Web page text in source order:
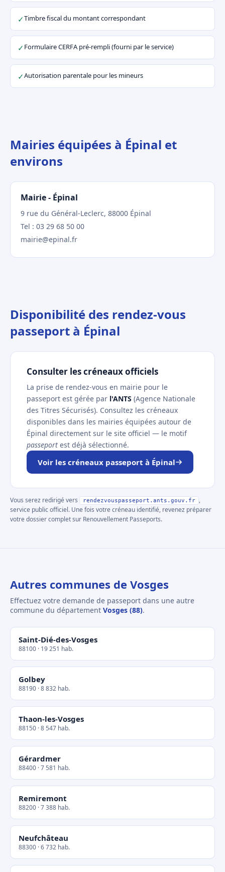
✓Timbre fiscal du montant correspondant
✓ Formulaire CERFA pré-rempli (fourni par le service)
✓Autorisation parentale pour les mineurs
Mairies équipées à Épinal et
environs
Mairie - Épinal
9 rue du Général-Leclerc, 88000 Épinal
Tel : 03 29 68 50 00
mairie@epinal.fr
Disponibilité des rendez-vous
passeport à Épinal
Consulter les créneaux officiels
La prise de rendez-vous en mairie pour le
passeport est gérée par l'ANTS (Agence Nationale
des Titres Sécurisés). Consultez les créneaux
disponibles dans les mairies équipées autour de
Épinal directement sur le site officiel — le motif
passeport est déjà sélectionné.
Voir les créneaux passeport à Épinal
Vous serez redirigé vers rendezvouspasseport.ants.gouv.fr
,
service public officiel. Une fois votre créneau identifié, revenez préparer
votre dossier complet sur Renouvellement Passeports.
Autres communes de Vosges
Effectuez votre demande de passeport dans une autre
commune du département Vosges (88).
Saint-Dié-des-Vosges
88100 · 19 251 hab.
Golbey
88190 · 8 832 hab.
Thaon-les-Vosges
88150 · 8 547 hab.
Gérardmer
88400 · 7 581 hab.
Remiremont
88200 · 7 388 hab.
Neufchâteau
88300 · 6 732 hab.